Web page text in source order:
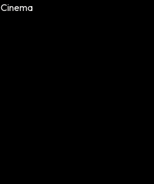
Cinema